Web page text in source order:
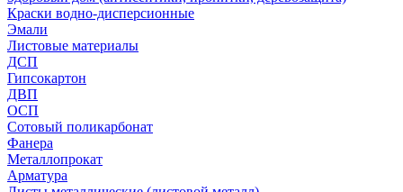
Краски водно-дисперсионные
Эмали
Листовые материалы
ДСП
Гипсокартон
ДВП
ОСП
Сотовый поликарбонат
Фанера
Металлопрокат
Арматура